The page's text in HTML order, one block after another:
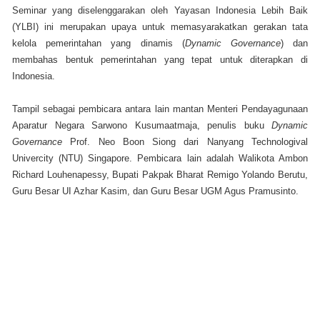
Seminar yang diselenggarakan oleh Yayasan Indonesia Lebih Baik
(YLBI) ini merupakan upaya untuk memasyarakatkan gerakan tata
kelola pemerintahan yang dinamis (Dynamic Governance) dan
membahas bentuk pemerintahan yang tepat untuk diterapkan di
Indonesia.
Tampil sebagai pembicara antara lain mantan Menteri Pendayagunaan
Aparatur Negara Sarwono Kusumaatmaja, penulis buku Dynamic
Governance Prof. Neo Boon Siong dari Nanyang Technologival
Univercity (NTU) Singapore. Pembicara lain adalah Walikota Ambon
Richard Louhenapessy, Bupati Pakpak Bharat Remigo Yolando Berutu,
Guru Besar UI Azhar Kasim, dan Guru Besar UGM Agus Pramusinto.